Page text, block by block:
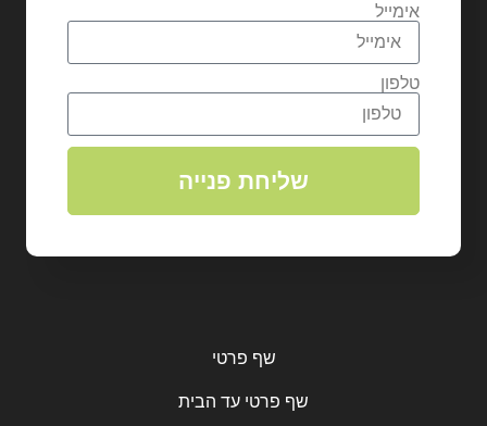
אימייל
טלפון
שליחת פנייה
שף פרטי
שף פרטי עד הבית